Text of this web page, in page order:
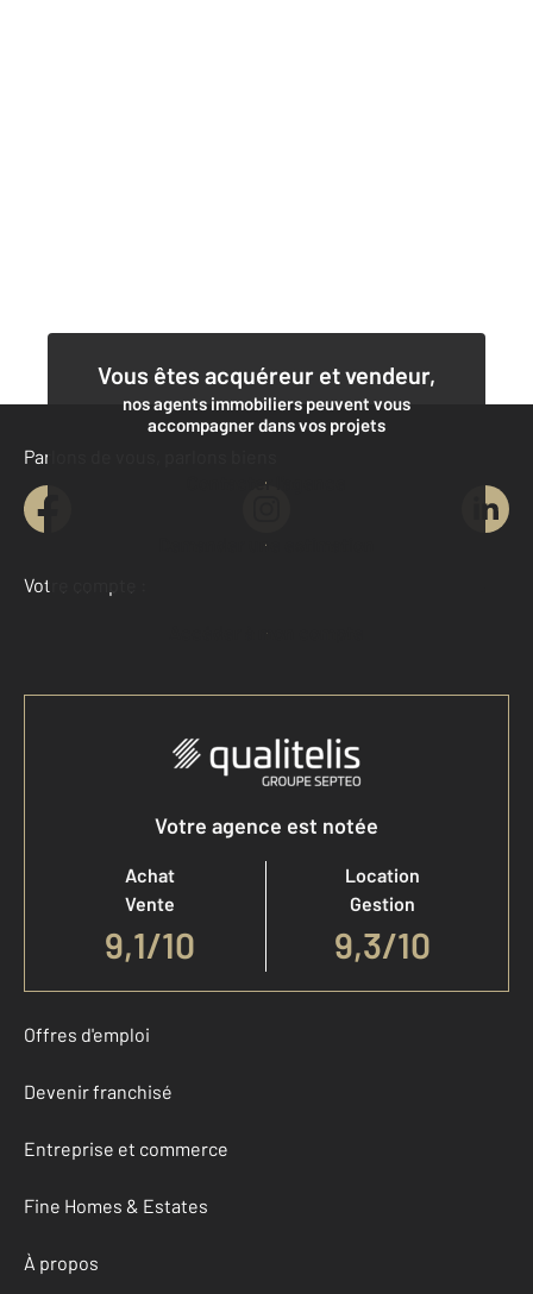
Vous êtes acquéreur et vendeur,
nos agents immobiliers peuvent vous
accompagner dans vos projets
Contacter l'agence
Demander une estimation
Parlons de vous, parlons biens
Votre compte :
Accéder à mon compte
Votre agence est notée
Achat
Vente
9,1/10
Location
Gestion
9,3/10
Offres d'emploi
Devenir franchisé
Entreprise et commerce
Fine Homes & Estates
À propos